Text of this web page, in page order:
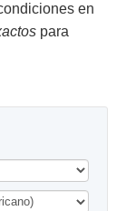
en
para